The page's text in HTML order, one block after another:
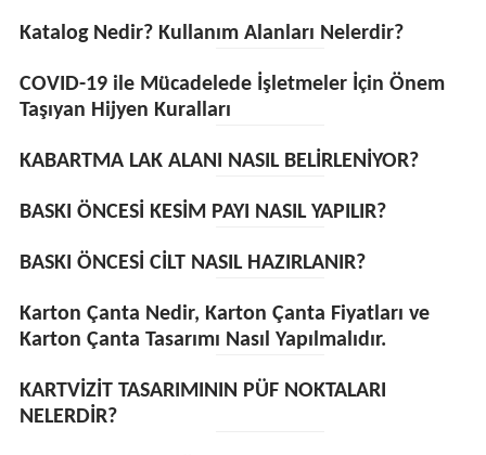
Katalog Nedir? Kullanım Alanları Nelerdir?
COVID-19 ile Mücadelede İşletmeler İçin Önem
Taşıyan Hijyen Kuralları
KABARTMA LAK ALANI NASIL BELİRLENİYOR?
BASKI ÖNCESİ KESİM PAYI NASIL YAPILIR?
BASKI ÖNCESİ CİLT NASIL HAZIRLANIR?
Karton Çanta Nedir, Karton Çanta Fiyatları ve
Karton Çanta Tasarımı Nasıl Yapılmalıdır.
KARTVİZİT TASARIMININ PÜF NOKTALARI
NELERDİR?